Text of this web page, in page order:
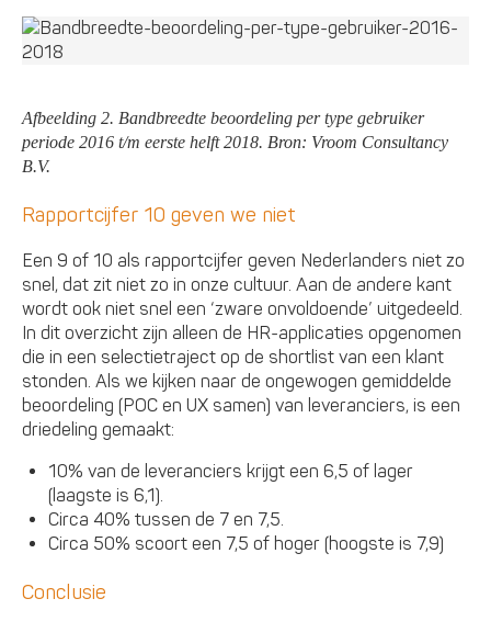
Afbeelding 2. Bandbreedte beoordeling per type gebruiker
periode 2016 t/m eerste helft 2018. Bron: Vroom Consultancy
B.V.
Rapportcijfer 10 geven we niet
Een 9 of 10 als rapportcijfer geven Nederlanders niet zo
snel, dat zit niet zo in onze cultuur. Aan de andere kant
wordt ook niet snel een ‘zware onvoldoende’ uitgedeeld.
In dit overzicht zijn alleen de HR-applicaties opgenomen
die in een selectietraject op de shortlist van een klant
stonden. Als we kijken naar de ongewogen gemiddelde
beoordeling (POC en UX samen) van leveranciers, is een
driedeling gemaakt:
10% van de leveranciers krijgt een 6,5 of lager
(laagste is 6,1).
Circa 40% tussen de 7 en 7,5.
Circa 50% scoort een 7,5 of hoger (hoogste is 7,9)
Conclusie